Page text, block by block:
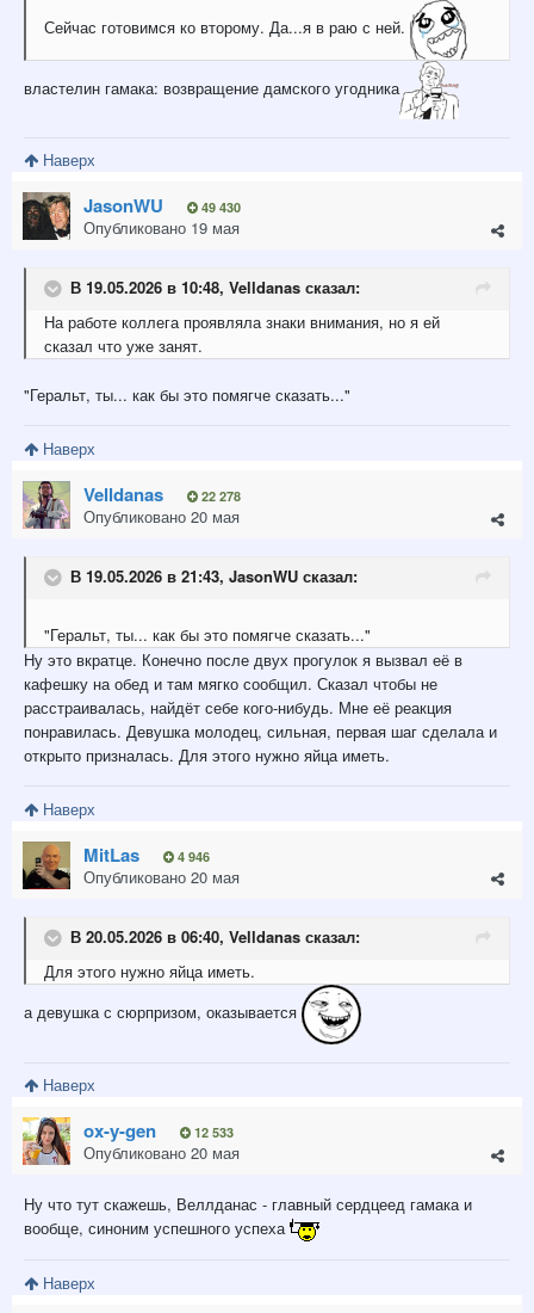
Сейчас готовимся ко второму. Да...я в раю с ней.
властелин гамака: возвращение дамского угодника
Наверх
JasonWU 49 430
Опубликовано 19 мая
В 19.05.2026 в 10:48, Velldanas сказал:
На работе коллега проявляла знаки внимания, но я ей
сказал что уже занят.
"Геральт, ты... как бы это помягче сказать..."
Наверх
Velldanas 22 278
Опубликовано 20 мая
В 19.05.2026 в 21:43, JasonWU сказал:
"Геральт, ты... как бы это помягче сказать..."
Ну это вкратце. Конечно после двух прогулок я вызвал её в
кафешку на обед и там мягко сообщил. Сказал чтобы не
расстраивалась, найдёт себе кого-нибудь. Мне её реакция
понравилась. Девушка молодец, сильная, первая шаг сделала и
открыто призналась. Для этого нужно яйца иметь.
Наверх
MitLas 4 946
Опубликовано 20 мая
В 20.05.2026 в 06:40, Velldanas сказал:
Для этого нужно яйца иметь.
а девушка с сюрпризом, оказывается
Наверх
ox-y-gen 12 533
Опубликовано 20 мая
Ну что тут скажешь, Веллданас - главный сердцеед гамака и
вообще, синоним успешного успеха
Наверх